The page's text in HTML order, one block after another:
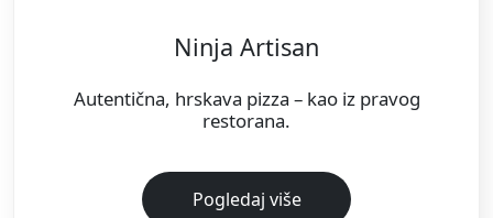
Ninja Artisan
Autentična, hrskava pizza – kao iz pravog
restorana.
Pogledaj više